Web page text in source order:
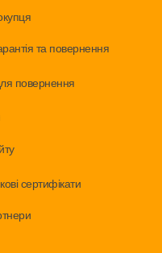
та повернення
повернення
сертифікати